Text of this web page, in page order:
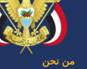
من نحن